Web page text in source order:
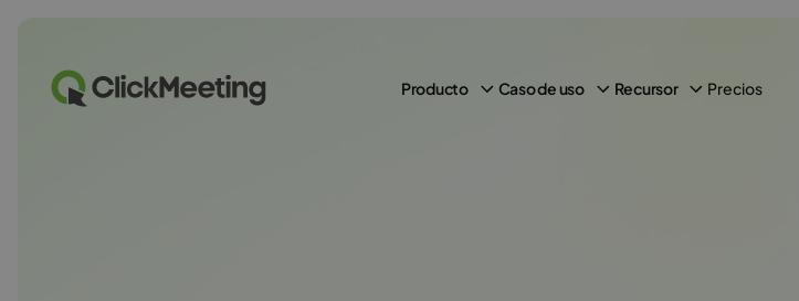
Producto Caso de uso Recursor Precios